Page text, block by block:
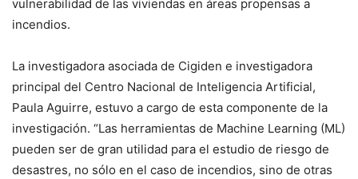
vulnerabilidad de las viviendas en áreas propensas a
incendios.
La investigadora asociada de Cigiden e investigadora
principal del Centro Nacional de Inteligencia Artificial,
Paula Aguirre, estuvo a cargo de esta componente de la
investigación. “Las herramientas de Machine Learning (ML)
pueden ser de gran utilidad para el estudio de riesgo de
desastres, no sólo en el caso de incendios, sino de otras